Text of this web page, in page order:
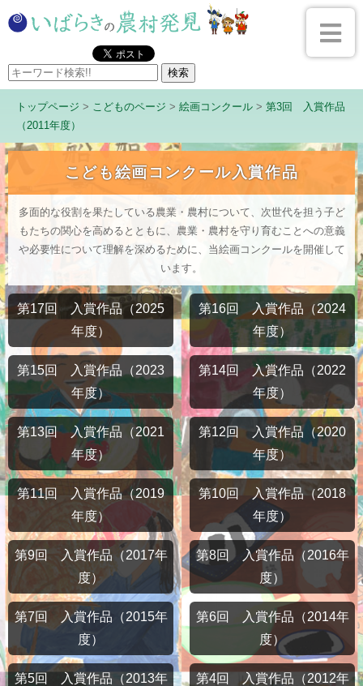
トップページ > こどものページ > 絵画コンクール > 第3回 入賞作品
（2011年度）
こども絵画コンクール入賞作品
多面的な役割を果たしている農業・農村について、次世代を担う子ど
もたちの関心を高めるとともに、農業・農村を守り育むことへの意義
や必要性について理解を深めるために、当絵画コンクールを開催して
います。
第17回 入賞作品（2025
年度）
第16回 入賞作品（2024
年度）
第15回 入賞作品（2023
年度）
第14回 入賞作品（2022
年度）
第13回 入賞作品（2021
年度）
第12回 入賞作品（2020
年度）
第11回 入賞作品（2019
年度）
第10回 入賞作品（2018
年度）
第9回 入賞作品（2017年
度）
第8回 入賞作品（2016年
度）
第7回 入賞作品（2015年
度）
第6回 入賞作品（2014年
度）
第5回 入賞作品（2013年
第4回 入賞作品（2012年